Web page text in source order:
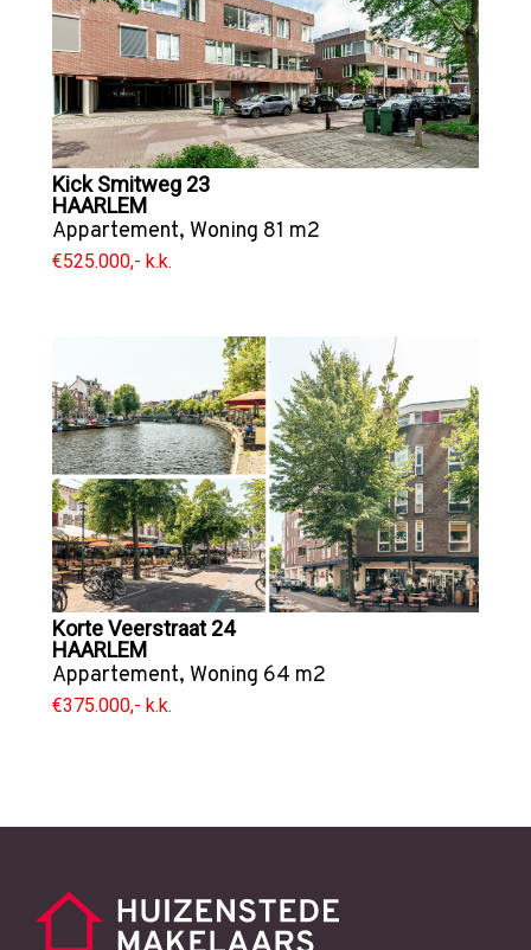
Kick Smitweg 23
HAARLEM
Appartement, Woning 81 m2
€525.000,- k.k.
Korte Veerstraat 24
HAARLEM
Appartement, Woning 64 m2
€375.000,- k.k.